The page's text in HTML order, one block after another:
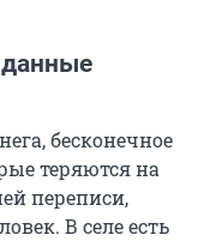
бесконечное
теряются на
переписи,
В селе есть